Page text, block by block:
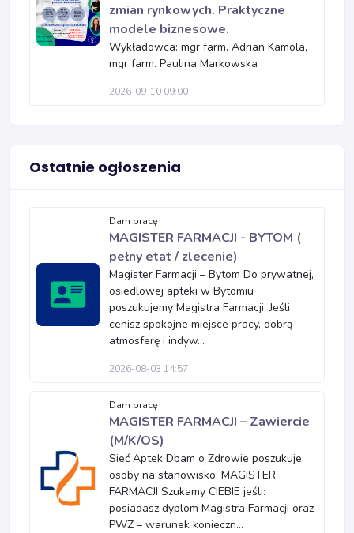
zmian rynkowych. Praktyczne
modele biznesowe.
Wykładowca: mgr farm. Adrian Kamola,
mgr farm. Paulina Markowska
2026-09-10 09:00
Ostatnie ogłoszenia
Dam pracę
MAGISTER FARMACJI - BYTOM (
pełny etat / zlecenie)
Magister Farmacji – Bytom Do prywatnej,
osiedlowej apteki w Bytomiu
poszukujemy Magistra Farmacji. Jeśli
cenisz spokojne miejsce pracy, dobrą
atmosferę i indyw...
2026-08-03 14:57
Dam pracę
MAGISTER FARMACJI – Zawiercie
(M/K/OS)
Sieć Aptek Dbam o Zdrowie poszukuje
osoby na stanowisko: MAGISTER
FARMACJI Szukamy CIEBIE jeśli:
posiadasz dyplom Magistra Farmacji oraz
PWZ – warunek konieczn...